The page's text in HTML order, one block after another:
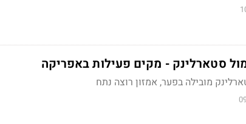
סטארלינק - מקים פעילות באפריקה
מובילה בפער, אמזון רוצה נתח